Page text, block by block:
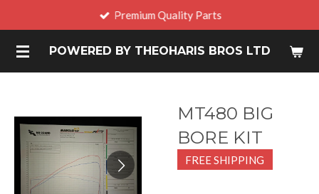
main
content
POWERED BY THEOHARIS BROS LTD
Premium Quality Parts
MT480 BIG
BORE KIT
FREE SHIPPING